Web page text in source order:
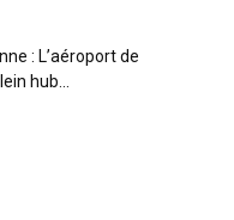
: L’aéroport de
hub...